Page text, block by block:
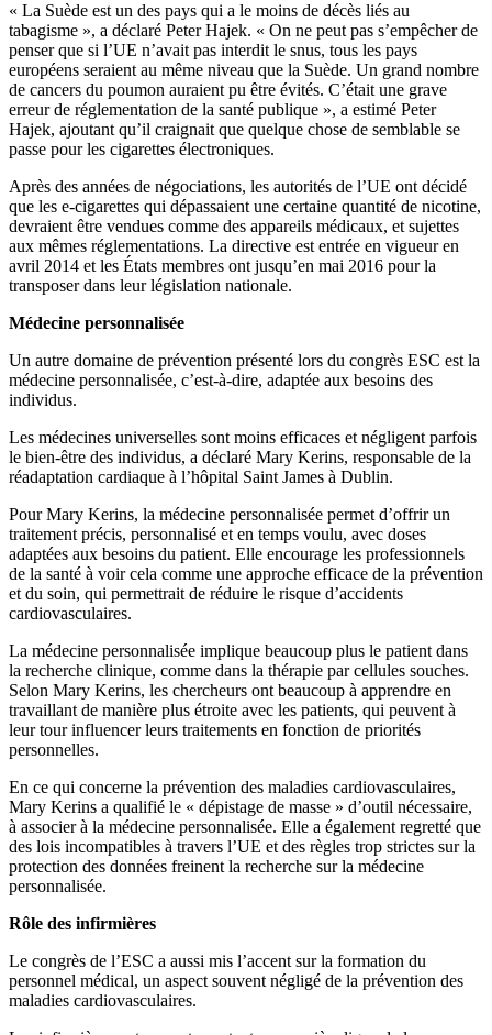
« La Suède est un des pays qui a le moins de décès liés au
tabagisme », a déclaré Peter Hajek. « On ne peut pas s’empêcher de
penser que si l’UE n’avait pas interdit le snus, tous les pays
européens seraient au même niveau que la Suède. Un grand nombre
de cancers du poumon auraient pu être évités. C’était une grave
erreur de réglementation de la santé publique », a estimé Peter
Hajek, ajoutant qu’il craignait que quelque chose de semblable se
passe pour les cigarettes électroniques.
Après des années de négociations, les autorités de l’UE ont décidé
que les e-cigarettes qui dépassaient une certaine quantité de nicotine,
devraient être vendues comme des appareils médicaux, et sujettes
aux mêmes réglementations. La directive est entrée en vigueur en
avril 2014 et les États membres ont jusqu’en mai 2016 pour la
transposer dans leur législation nationale.
Médecine personnalisée
Un autre domaine de prévention présenté lors du congrès ESC est la
médecine personnalisée, c’est-à-dire, adaptée aux besoins des
individus.
Les médecines universelles sont moins efficaces et négligent parfois
le bien-être des individus, a déclaré Mary Kerins, responsable de la
réadaptation cardiaque à l’hôpital Saint James à Dublin.
Pour Mary Kerins, la médecine personnalisée permet d’offrir un
traitement précis, personnalisé et en temps voulu, avec doses
adaptées aux besoins du patient. Elle encourage les professionnels
de la santé à voir cela comme une approche efficace de la prévention
et du soin, qui permettrait de réduire le risque d’accidents
cardiovasculaires.
La médecine personnalisée implique beaucoup plus le patient dans
la recherche clinique, comme dans la thérapie par cellules souches.
Selon Mary Kerins, les chercheurs ont beaucoup à apprendre en
travaillant de manière plus étroite avec les patients, qui peuvent à
leur tour influencer leurs traitements en fonction de priorités
personnelles.
En ce qui concerne la prévention des maladies cardiovasculaires,
Mary Kerins a qualifié le « dépistage de masse » d’outil nécessaire,
à associer à la médecine personnalisée. Elle a également regretté que
des lois incompatibles à travers l’UE et des règles trop strictes sur la
protection des données freinent la recherche sur la médecine
personnalisée.
Rôle des infirmières
Le congrès de l’ESC a aussi mis l’accent sur la formation du
personnel médical, un aspect souvent négligé de la prévention des
maladies cardiovasculaires.